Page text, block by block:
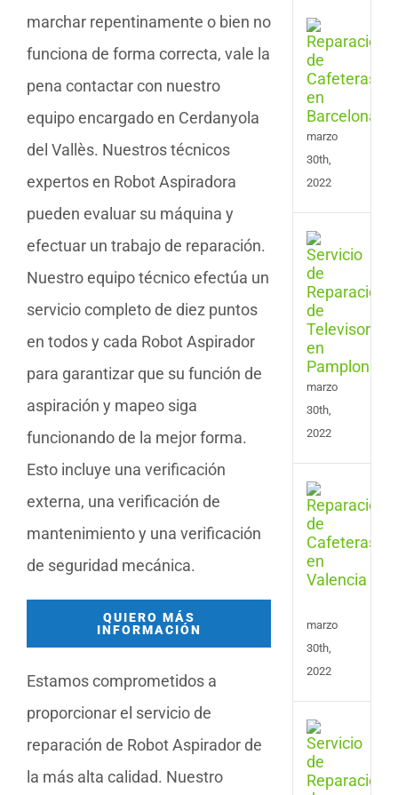
marchar repentinamente o bien no
funciona de forma correcta, vale la
pena contactar con nuestro
equipo encargado en Cerdanyola
del Vallès. Nuestros técnicos
expertos en Robot Aspiradora
pueden evaluar su máquina y
efectuar un trabajo de reparación.
Nuestro equipo técnico efectúa un
servicio completo de diez puntos
en todos y cada Robot Aspirador
para garantizar que su función de
aspiración y mapeo siga
funcionando de la mejor forma.
Esto incluye una verificación
externa, una verificación de
mantenimiento y una verificación
de seguridad mecánica.
QUIERO MÁS
INFORMACIÓN
Estamos comprometidos a
proporcionar el servicio de
reparación de Robot Aspirador de
la más alta calidad. Nuestro
de
en
marzo
30th,
2022
de
en
marzo
30th,
2022
de
de
en
marzo
30th,
2022
de